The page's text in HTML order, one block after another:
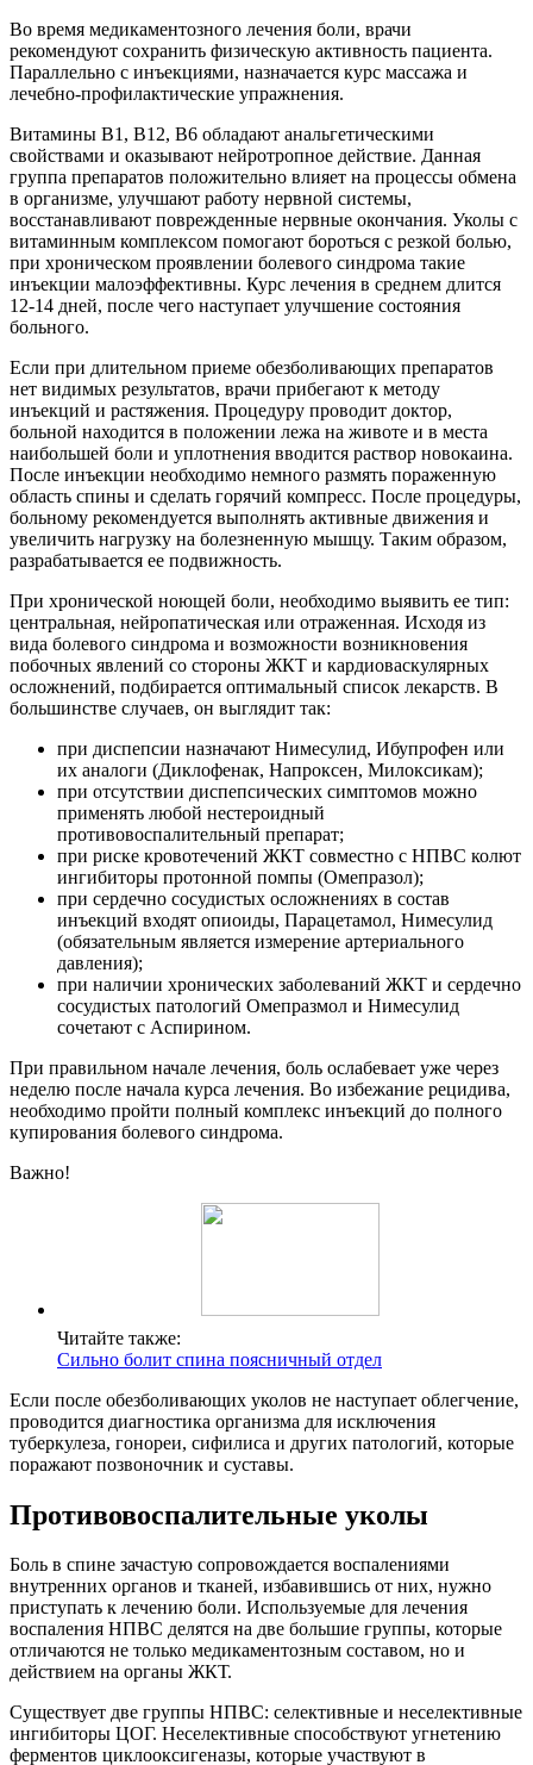
Во время медикаментозного лечения боли, врачи
рекомендуют сохранить физическую активность пациента.
Параллельно с инъекциями, назначается курс массажа и
лечебно-профилактические упражнения.
Витамины В1, В12, В6 обладают анальгетическими
свойствами и оказывают нейротропное действие. Данная
группа препаратов положительно влияет на процессы обмена
в организме, улучшают работу нервной системы,
восстанавливают поврежденные нервные окончания. Уколы с
витаминным комплексом помогают бороться с резкой болью,
при хроническом проявлении болевого синдрома такие
инъекции малоэффективны. Курс лечения в среднем длится
12-14 дней, после чего наступает улучшение состояния
больного.
Если при длительном приеме обезболивающих препаратов
нет видимых результатов, врачи прибегают к методу
инъекций и растяжения. Процедуру проводит доктор,
больной находится в положении лежа на животе и в места
наибольшей боли и уплотнения вводится раствор новокаина.
После инъекции необходимо немного размять пораженную
область спины и сделать горячий компресс. После процедуры,
больному рекомендуется выполнять активные движения и
увеличить нагрузку на болезненную мышцу. Таким образом,
разрабатывается ее подвижность.
При хронической ноющей боли, необходимо выявить ее тип:
центральная, нейропатическая или отраженная. Исходя из
вида болевого синдрома и возможности возникновения
побочных явлений со стороны ЖКТ и кардиоваскулярных
осложнений, подбирается оптимальный список лекарств. В
большинстве случаев, он выглядит так:
при диспепсии назначают Нимесулид, Ибупрофен или
их аналоги (Диклофенак, Напроксен, Милоксикам);
при отсутствии диспепсических симптомов можно
применять любой нестероидный
противовоспалительный препарат;
при риске кровотечений ЖКТ совместно с НПВС колют
ингибиторы протонной помпы (Омепразол);
при сердечно сосудистых осложнениях в состав
инъекций входят опиоиды, Парацетамол, Нимесулид
(обязательным является измерение артериального
давления);
при наличии хронических заболеваний ЖКТ и сердечно
сосудистых патологий Омепразмол и Нимесулид
сочетают с Аспирином.
При правильном начале лечения, боль ослабевает уже через
неделю после начала курса лечения. Во избежание рецидива,
необходимо пройти полный комплекс инъекций до полного
купирования болевого синдрома.
Важно!
Читайте также:
Сильно болит спина поясничный отдел
Если после обезболивающих уколов не наступает облегчение,
проводится диагностика организма для исключения
туберкулеза, гонореи, сифилиса и других патологий, которые
поражают позвоночник и суставы.
Противовоспалительные уколы
Боль в спине зачастую сопровождается воспалениями
внутренних органов и тканей, избавившись от них, нужно
приступать к лечению боли. Используемые для лечения
воспаления НПВС делятся на две большие группы, которые
отличаются не только медикаментозным составом, но и
действием на органы ЖКТ.
Существует две группы НПВС: селективные и неселективные
ингибиторы ЦОГ. Неселективные способствуют угнетению
ферментов циклооксигеназы, которые участвуют в